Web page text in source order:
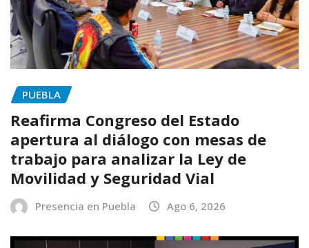
PUEBLA
Reafirma Congreso del Estado
apertura al diálogo con mesas de
trabajo para analizar la Ley de
Movilidad y Seguridad Vial
Presencia en Puebla Ago 6, 2026